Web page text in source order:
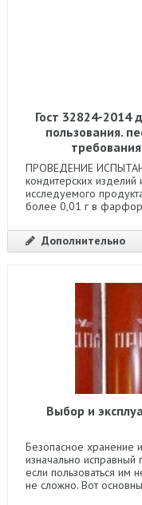
Гост 32824-2014
пользования.
ПРОВЕДЕНИЕ
кондитерских
исследуемого
более 0,01 г в
Дополнительно
Выбор и
Безопасное хранение
изначально
если пользоваться им
не сложно. Вот